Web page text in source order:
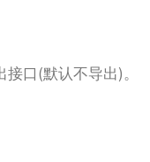
口(默认不导出)。